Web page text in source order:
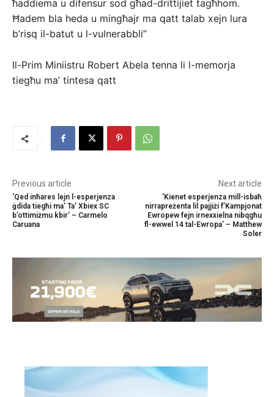
ħaddiema u difensur sod għad-drittijiet tagħhom.
Ħadem bla heda u mingħajr ma qatt talab xejn lura
b’risq il-batut u l-vulnerabbli”
Il-Prim Miniistru Robert Abela tenna li l-memorja
tiegħu ma’ tintesa qatt
Previous article
‘Qed inħares lejn l-esperjenza
ġdida tiegħi ma’ Ta’ Xbiex SC
b’ottimiżmu kbir’ – Carmelo
Caruana
Next article
‘Kienet esperjenza mill-isbaħ
nirrapreżenta lil pajjiżi f’Kampjonat
Ewropew fejn irnexxielna nibqgħu
fl-ewwel 14 tal-Ewropa’ – Matthew
Soler